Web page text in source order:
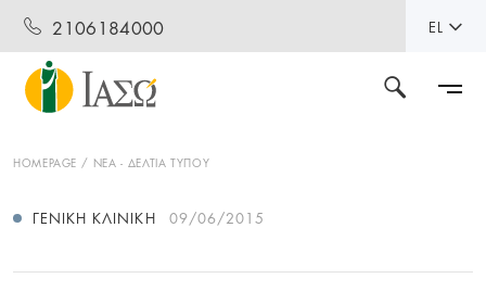
2106184000 EL
HOMEPAGE ΝΕΑ - ΔΕΛΤΙΑ ΤΥΠΟΥ
ΓΕΝΙΚΉ ΚΛΙΝΙΚΉ 09/06/2015